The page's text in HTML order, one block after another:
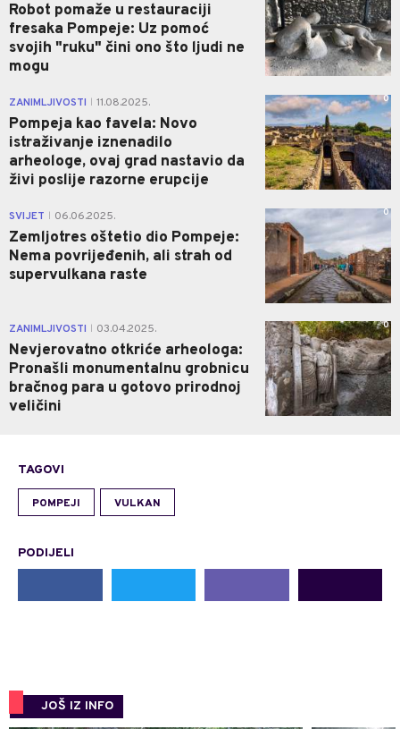
Robot pomaže u restauraciji
fresaka Pompeje: Uz pomoć
svojih "ruku" čini ono što ljudi ne
mogu
ZANIMLJIVOSTI 11.08.2025.
Pompeja kao favela: Novo
istraživanje iznenadilo
arheologe, ovaj grad nastavio da
živi poslije razorne erupcije
0
SVIJET 06.06.2025.
Zemljotres oštetio dio Pompeje:
Nema povrijeđenih, ali strah od
supervulkana raste
0
ZANIMLJIVOSTI 03.04.2025.
Nevjerovatno otkriće arheologa:
Pronašli monumentalnu grobnicu
bračnog para u gotovo prirodnoj
veličini
0
TAGOVI
POMPEJI VULKAN
PODIJELI
JOŠ IZ INFO